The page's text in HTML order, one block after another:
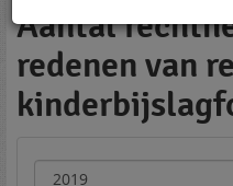
Aantal
redenen van